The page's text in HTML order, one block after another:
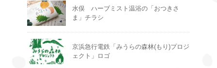
水俣 ハーブミスト温浴の「おつきさ
ま」チラシ
京浜急行電鉄「みうらの森林(もり)プロジ
ェクト」ロゴ